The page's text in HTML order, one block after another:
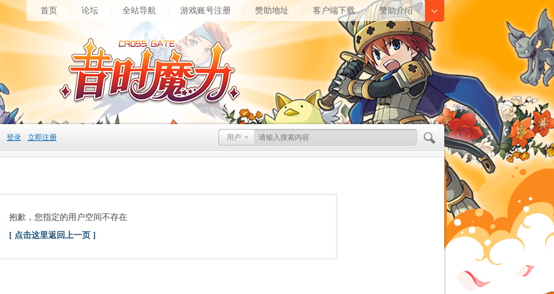
首页 论坛 全站导航 游戏账号注册 赞助地址 客户端下载 赞助介绍
用户
登录 立即注册
抱歉，您指定的用户空间不存在
[ 点击这里返回上一页 ]